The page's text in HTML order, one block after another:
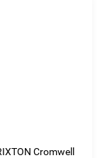
Cromwell